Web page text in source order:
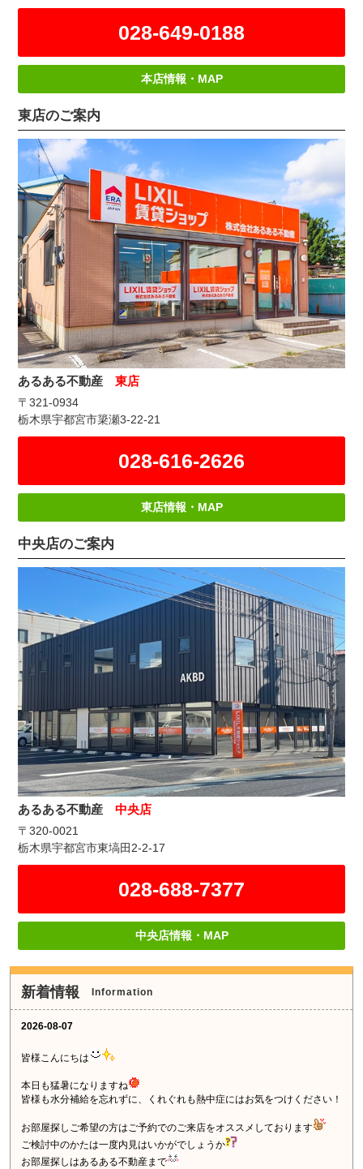
028-649-0188
本店情報・MAP
東店のご案内
あるある不動産東店
〒321-0934
栃木県宇都宮市簗瀬3-22-21
028-616-2626
東店情報・MAP
中央店のご案内
あるある不動産中央店
〒320-0021
栃木県宇都宮市東塙田2-2-17
028-688-7377
中央店情報・MAP
新着情報 Information